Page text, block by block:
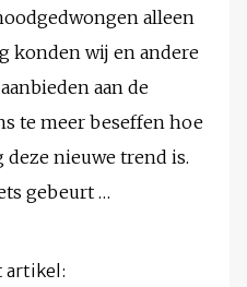
alleen
konden wij en andere
aan de
te meer beseffen hoe
nieuwe trend is.
gebeurt …
artikel: